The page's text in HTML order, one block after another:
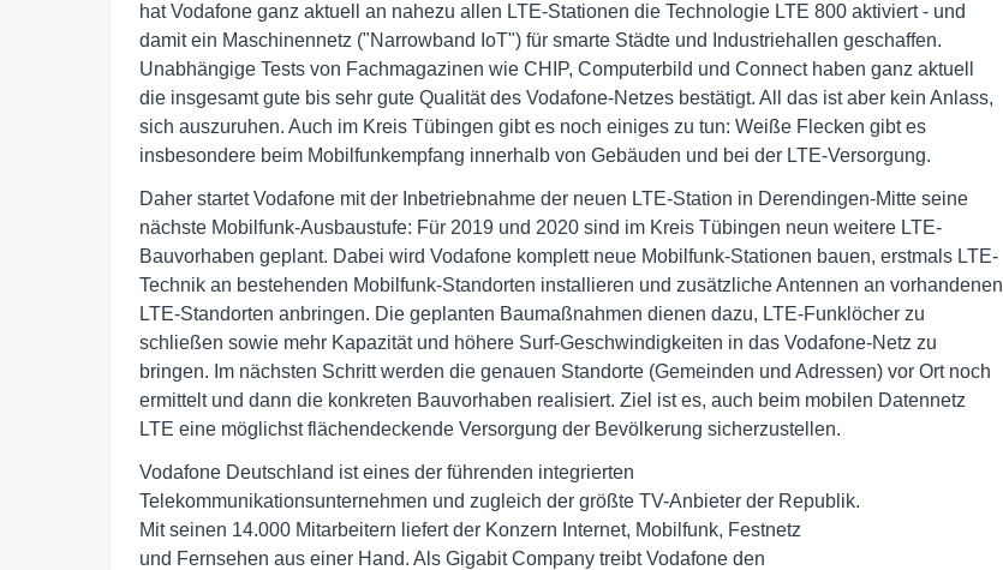
hat Vodafone ganz aktuell an nahezu allen LTE-Stationen die Technologie LTE 800 aktiviert - und
damit ein Maschinennetz ("Narrowband IoT") für smarte Städte und Industriehallen geschaffen.
Unabhängige Tests von Fachmagazinen wie CHIP, Computerbild und Connect haben ganz aktuell
die insgesamt gute bis sehr gute Qualität des Vodafone-Netzes bestätigt. All das ist aber kein Anlass,
sich auszuruhen. Auch im Kreis Tübingen gibt es noch einiges zu tun: Weiße Flecken gibt es
insbesondere beim Mobilfunkempfang innerhalb von Gebäuden und bei der LTE-Versorgung.
Daher startet Vodafone mit der Inbetriebnahme der neuen LTE-Station in Derendingen-Mitte seine
nächste Mobilfunk-Ausbaustufe: Für 2019 und 2020 sind im Kreis Tübingen neun weitere LTE-
Bauvorhaben geplant. Dabei wird Vodafone komplett neue Mobilfunk-Stationen bauen, erstmals LTE-
Technik an bestehenden Mobilfunk-Standorten installieren und zusätzliche Antennen an vorhandenen
LTE-Standorten anbringen. Die geplanten Baumaßnahmen dienen dazu, LTE-Funklöcher zu
schließen sowie mehr Kapazität und höhere Surf-Geschwindigkeiten in das Vodafone-Netz zu
bringen. Im nächsten Schritt werden die genauen Standorte (Gemeinden und Adressen) vor Ort noch
ermittelt und dann die konkreten Bauvorhaben realisiert. Ziel ist es, auch beim mobilen Datennetz
LTE eine möglichst flächendeckende Versorgung der Bevölkerung sicherzustellen.
Vodafone Deutschland ist eines der führenden integrierten
Telekommunikationsunternehmen und zugleich der größte TV-Anbieter der Republik.
Mit seinen 14.000 Mitarbeitern liefert der Konzern Internet, Mobilfunk, Festnetz
und Fernsehen aus einer Hand. Als Gigabit Company treibt Vodafone den